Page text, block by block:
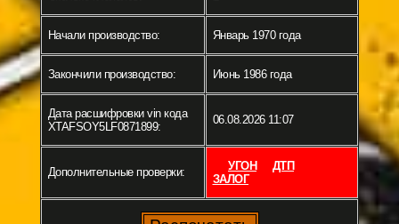
Начали производство: Январь 1970 года
Закончили производство: Июнь 1986 года
Дата расшифровки vin кода
XTAFSOY5LF0871899:
06.08.2026 11:07
Дополнительные проверки: УГОН
ДТП
ЗАЛОГ